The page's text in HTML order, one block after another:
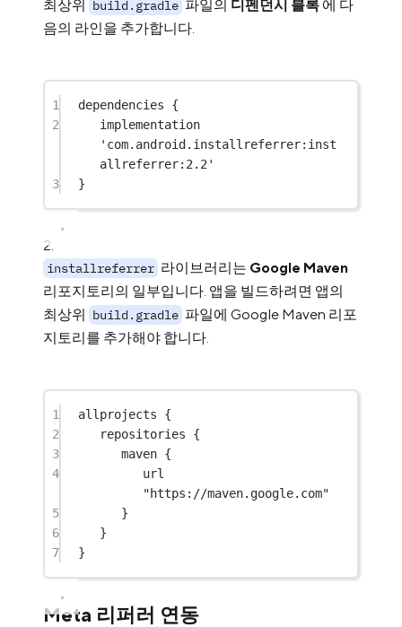
최상위 build.gradle 파일의 디펜던시 블록 에 다
음의 라인을 추가합니다.
1
dependencies {
2
'com.android.installreferrer:inst
allreferrer:2.2'
3
}
installreferrer 라이브러리는 Google Maven
리포지토리의 일부입니다. 앱을 빌드하려면 앱의
최상위 build.gradle 파일에 Google Maven 리포
지토리를 추가해야 합니다.
1
allprojects {
2
repositories {
3
maven {
4
"https://maven.google.com"
5
}
6
}
7
}
Meta 리퍼러 연동